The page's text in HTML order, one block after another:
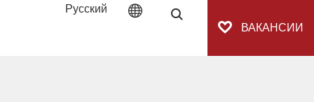
Русский
Поиск
ВАКАНСИИ